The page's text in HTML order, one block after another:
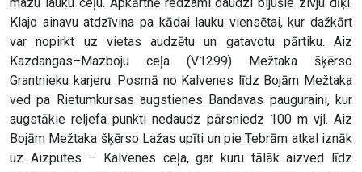
mazu lauku ceļu. Apkārtnē redzami daudzi bijušie zivju dīķi.
Klajo ainavu atdzīvina pa kādai lauku viensētai, kur dažkārt
var nopirkt uz vietas audzētu un gatavotu pārtiku. Aiz
Kazdangas–Mazboju ceļa (V1299) Mežtaka šķērso
Grantnieku karjeru. Posmā no Kalvenes līdz Bojām Mežtaka
ved pa Rietumkursas augstienes Bandavas pauguraini, kur
augstākie reljefa punkti nedaudz pārsniedz 100 m vjl. Aiz
Bojām Mežtaka šķērso Lažas upīti un pie Tebrām atkal iznāk
uz Aizputes – Kalvenes ceļa, gar kuru tālāk aizved līdz